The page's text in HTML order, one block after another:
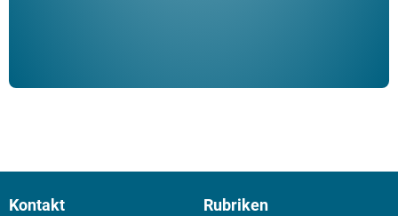
Kontakt Rubriken